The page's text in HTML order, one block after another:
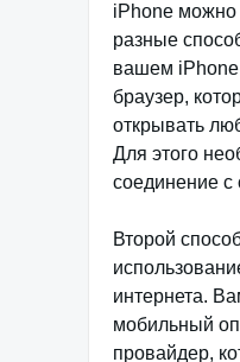
iPhone можно
разные
вашем iPhone
браузер,
открывать
Для этого
соединение с
Второй
интернета.
мобильный
провайдер,